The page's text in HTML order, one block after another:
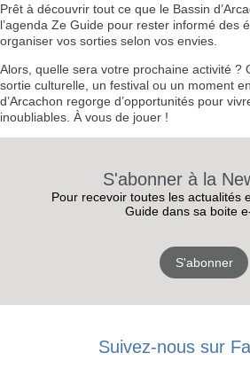
LES
Prêt à découvrir tout ce que le Bassin
l’agenda Ze Guide pour rester informé des
organiser vos sorties selon vos envies.
Alors, quelle sera votre prochaine activité ?
sortie culturelle, un festival ou un moment
d’Arcachon regorge d’opportunités pour
inoubliables. À vous de jouer !
S'abonner à la
Pour recevoir toutes les actualités
Guide dans sa boite
S'abonner
Suivez-nous sur